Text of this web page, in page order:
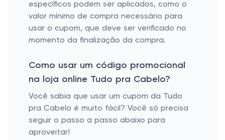
específicos podem ser aplicados, como o
valor mínimo de compra necessário para
usar o cupom, que deve ser verificado no
momento da finalização da compra.
Como usar um código promocional
na loja online Tudo pra Cabelo?
Você sabia que usar um cupom da Tudo
pra Cabelo é muito fácil? Você só precisa
seguir o passo a passo abaixo para
aproveitar!